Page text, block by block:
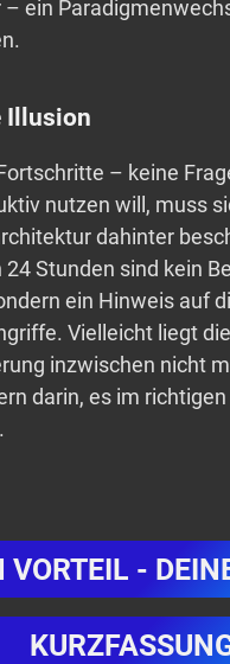
ein
Illusion
– keine
nutzen will, muss
dahinter
Stunden sind kein
ein Hinweis auf
Vielleicht liegt
inzwischen nicht
darin, es im
VORTEIL -